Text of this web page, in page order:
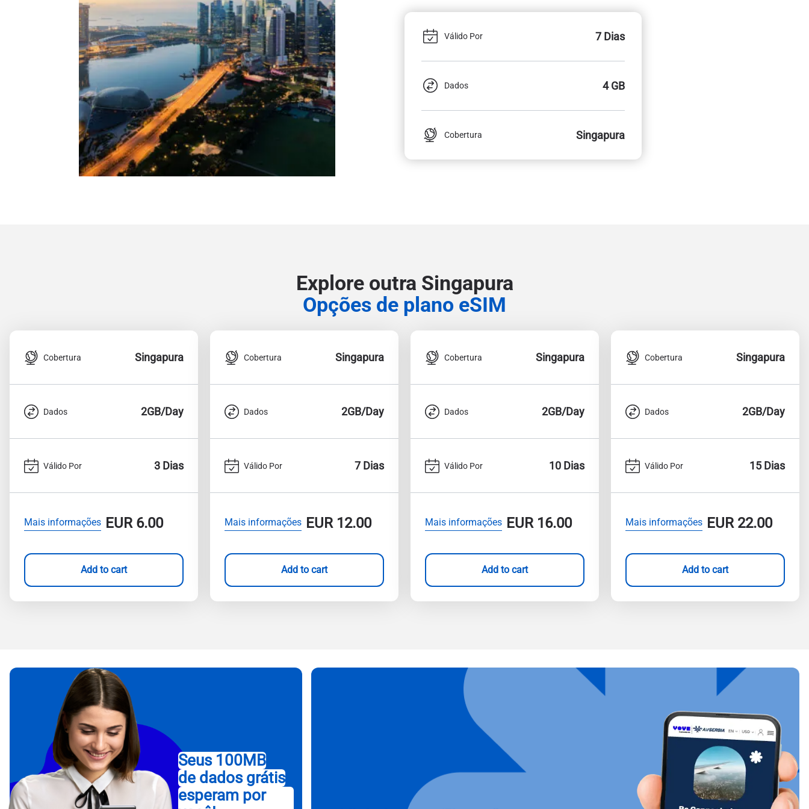
Válido Por 7 Dias
Dados 4 GB
Cobertura Singapura
Explore outra Singapura
Opções de plano eSIM
Cobertura Singapura
Dados 2GB/Day
Válido Por 3 Dias
Mais informações EUR6.00
Add to cart
Cobertura Singapura
Dados 2GB/Day
Válido Por 7 Dias
Mais informações EUR12.00
Add to cart
Cobertura Singapura
Dados 2GB/Day
Válido Por 10 Dias
Mais informações EUR16.00
Add to cart
Cobertura Singapura
Dados 2GB/Day
Válido Por 15 Dias
Mais informações EUR22.00
Add to cart
Seus 100MB
de dados grátis
esperam por